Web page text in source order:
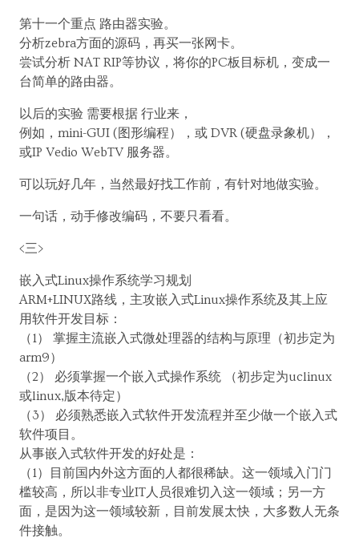
第十一个重点 路由器实验。
分析zebra方面的源码，再买一张网卡。
尝试分析 NAT RIP等协议，将你的PC板目标机，变成一
台简单的路由器。
以后的实验 需要根据 行业来，
例如，mini-GUI (图形编程），或 DVR (硬盘录象机），
或IP Vedio WebTV 服务器。
可以玩好几年，当然最好找工作前，有针对地做实验。
一句话，动手修改编码，不要只看看。
<三>
嵌入式Linux操作系统学习规划
ARM+LINUX路线，主攻嵌入式Linux操作系统及其上应
用软件开发目标：
（1） 掌握主流嵌入式微处理器的结构与原理（初步定为
arm9）
（2） 必须掌握一个嵌入式操作系统 （初步定为uclinux
或linux,版本待定）
（3） 必须熟悉嵌入式软件开发流程并至少做一个嵌入式
软件项目。
从事嵌入式软件开发的好处是：
（1）目前国内外这方面的人都很稀缺。这一领域入门门
槛较高，所以非专业IT人员很难切入这一领域；另一方
面，是因为这一领域较新，目前发展太快，大多数人无条
件接触。